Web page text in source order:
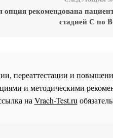
опция рекомендована
стадией С по
переаттестации и
и методическими
наVrach-Test.ru